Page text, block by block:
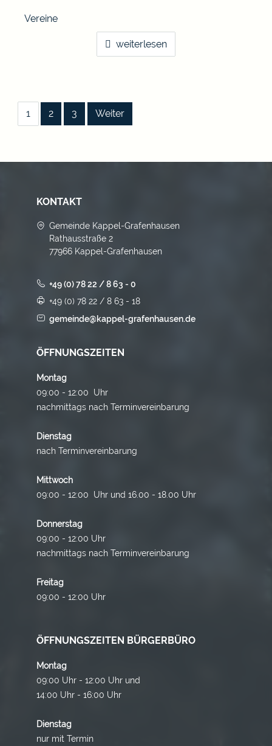
Vereine
weiterlesen
1 2 3 Weiter
KONTAKT
Gemeinde Kappel-Grafenhausen
Rathausstraße 2
77966 Kappel-Grafenhausen
+49 (0) 78 22 / 8 63 - 0
+49 (0) 78 22 / 8 63 - 18
gemeinde@kappel-grafenhausen.de
ÖFFNUNGSZEITEN
Montag
09:00 - 12:00 Uhr
nachmittags nach Terminvereinbarung
Dienstag
nach Terminvereinbarung
Mittwoch
09:00 - 12:00 Uhr und 16.00 - 18.00 Uhr
Donnerstag
09:00 - 12:00 Uhr
nachmittags nach Terminvereinbarung
Freitag
09:00 - 12:00 Uhr
ÖFFNUNGSZEITEN BÜRGERBÜRO
Montag
09:00 Uhr - 12:00 Uhr und
14:00 Uhr - 16:00 Uhr
Dienstag
nur mit Termin